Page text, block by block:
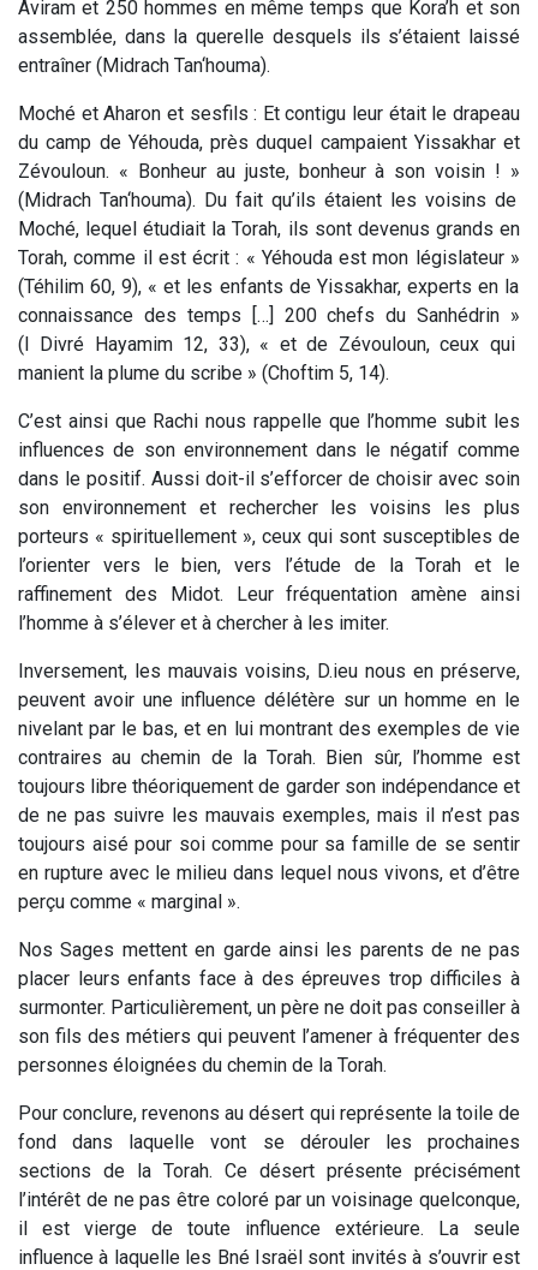
Aviram et 250 hommes en même temps que Kora’h et son
assemblée, dans la querelle desquels ils s’étaient laissé
entraîner (Midrach Tan‘houma).
Moché et Aharon et sesfils: Et contigu leur était le drapeau
du camp de Yéhouda, près duquel campaient Yissakhar et
Zévouloun. « Bonheur au juste, bonheur à son voisin ! »
(Midrach Tan‘houma). Du fait qu’ils étaient les voisins de
Moché, lequel étudiait la Torah, ils sont devenus grands en
Torah, comme il est écrit : « Yéhouda est mon législateur »
(Téhilim 60, 9), « et les enfants de Yissakhar, experts en la
connaissance des temps […] 200 chefs du Sanhédrin »
(I Divré Hayamim 12, 33), « et de Zévouloun, ceux qui
manient la plume du scribe » (Choftim 5, 14).
C’est ainsi que Rachi nous rappelle que l’homme subit les
influences de son environnement dans le négatif comme
dans le positif. Aussi doit-il s’efforcer de choisir avec soin
son environnement et rechercher les voisins les plus
porteurs « spirituellement », ceux qui sont susceptibles de
l’orienter vers le bien, vers l’étude de la Torah et le
raffinement des Midot. Leur fréquentation amène ainsi
l’homme à s’élever et à chercher à les imiter.
Inversement, les mauvais voisins, D.ieu nous en préserve,
peuvent avoir une influence délétère sur un homme en le
nivelant par le bas, et en lui montrant des exemples de vie
contraires au chemin de la Torah. Bien sûr, l’homme est
toujours libre théoriquement de garder son indépendance et
de ne pas suivre les mauvais exemples, mais il n’est pas
toujours aisé pour soi comme pour sa famille de se sentir
en rupture avec le milieu dans lequel nous vivons, et d’être
perçu comme « marginal ».
Nos Sages mettent en garde ainsi les parents de ne pas
placer leurs enfants face à des épreuves trop difficiles à
surmonter. Particulièrement, un père ne doit pas conseiller à
son fils des métiers qui peuvent l’amener à fréquenter des
personnes éloignées du chemin de la Torah.
Pour conclure, revenons au désert qui représente la toile de
fond dans laquelle vont se dérouler les prochaines
sections de la Torah. Ce désert présente précisément
l’intérêt de ne pas être coloré par un voisinage quelconque,
il est vierge de toute influence extérieure. La seule
influence à laquelle les Bné Israël sont invités à s’ouvrir est